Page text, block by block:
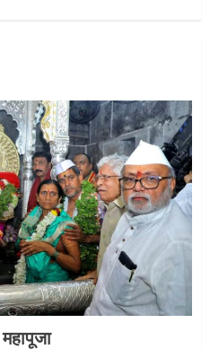
दाम्पत्याला महापूजेचा मान
महापूजा